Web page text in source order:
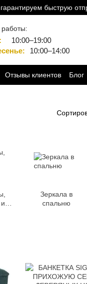
быструю
10:00–19:00
10:00–14:00
Отзывы клиентов Блог
Зеркала в
спальню